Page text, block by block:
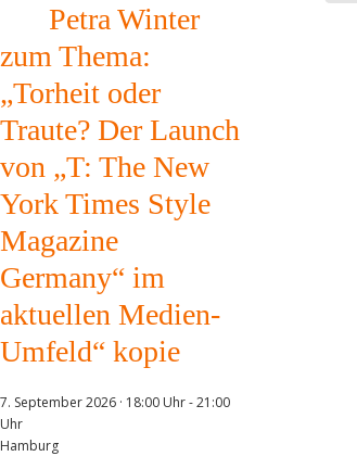
Petra Winter
zum Thema:
„Torheit oder
Traute? Der Launch
von „T: The New
York Times Style
Magazine
Germany“ im
aktuellen Medien-
Umfeld“ kopie
7. September 2026 · 18:00 Uhr-21:00
Uhr
Hamburg